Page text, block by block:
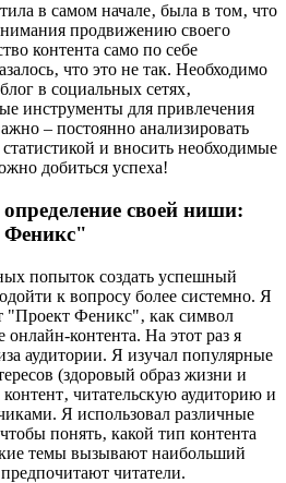
в самом начале‚ была в том‚ что
продвижению своего
контента само по себе
что это не так. Необходимо
в социальных сетях‚
инструменты для привлечения
– постоянно анализировать
статистикой и вносить необходимые
добиться успеха!
своей ниши:
Феникс"
попыток создать успешный
к вопросу более системно. Я
"Проект Феникс"‚ как символ
контента. На этот раз я
аудитории. Я изучал популярные
(здоровый образ жизни и
читательскую аудиторию и
Я использовал различные
понять‚ какой тип контента
темы вызывают наибольший
читатели.